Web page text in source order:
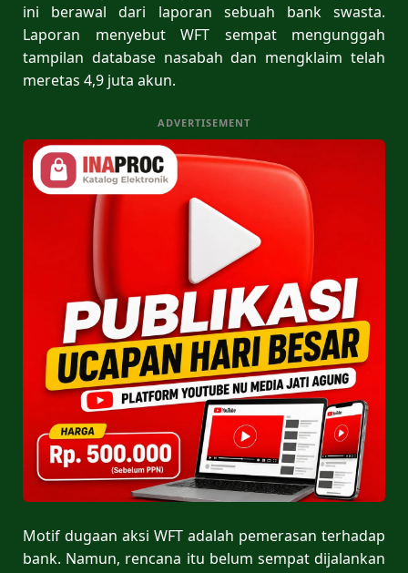
ini berawal dari laporan sebuah bank swasta.
Laporan menyebut WFT sempat mengunggah
tampilan database nasabah dan mengklaim telah
meretas 4,9 juta akun.
ADVERTISEMENT
Motif dugaan aksi WFT adalah pemerasan terhadap
bank. Namun, rencana itu belum sempat dijalankan